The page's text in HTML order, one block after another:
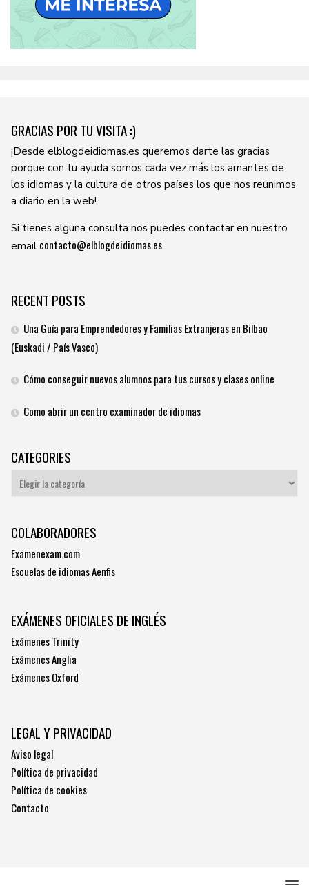
GRACIAS POR TU VISITA :)
¡Desde elblogdeidiomas.es queremos darte las gracias
porque con tu ayuda somos cada vez más los amantes de
los idiomas y la cultura de otros países los que nos reunimos
a diario en la web!
Si tienes alguna consulta nos puedes contactar en nuestro
email contacto@elblogdeidiomas.es
RECENT POSTS
Una Guía para Emprendedores y Familias Extranjeras en Bilbao
(Euskadi / País Vasco)
Cómo conseguir nuevos alumnos para tus cursos y clases online
Como abrir un centro examinador de idiomas
CATEGORIES
Categories
COLABORADORES
Examenexam.com
Escuelas de idiomas Aenfis
EXÁMENES OFICIALES DE INGLÉS
Exámenes Trinity
Exámenes Anglia
Exámenes Oxford
LEGAL Y PRIVACIDAD
Aviso legal
Política de privacidad
Política de cookies
Contacto